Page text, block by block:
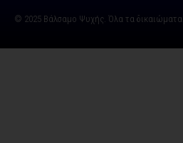
© 2025 Βάλσαμο Ψυχής. Όλα τα δικαιώματα